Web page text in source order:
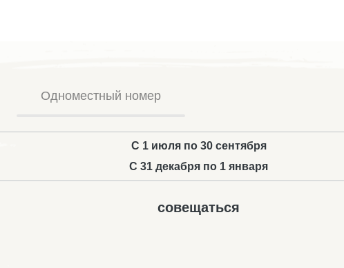
Одноместный номер
С 1 июля по 30 сентября
С 31 декабря по 1 января
совещаться